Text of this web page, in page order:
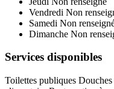
Vendredi Non
Samedi Non
Dimanche Non
Services disponibles
Toilettes publiques Douches